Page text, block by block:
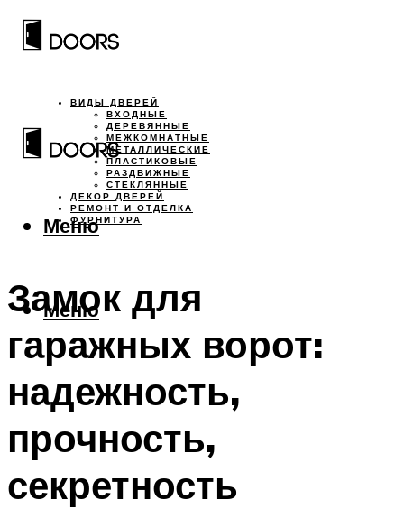
ВИДЫ ДВЕРЕЙ
ВХОДНЫЕ
ДЕРЕВЯННЫЕ
МЕЖКОМНАТНЫЕ
МЕТАЛЛИЧЕСКИЕ
ПЛАСТИКОВЫЕ
РАЗДВИЖНЫЕ
СТЕКЛЯННЫЕ
ДЕКОР ДВЕРЕЙ
РЕМОНТ И ОТДЕЛКА
ФУРНИТУРА
Меню
Меню
Замок для
гаражных ворот:
надежность,
прочность,
секретность